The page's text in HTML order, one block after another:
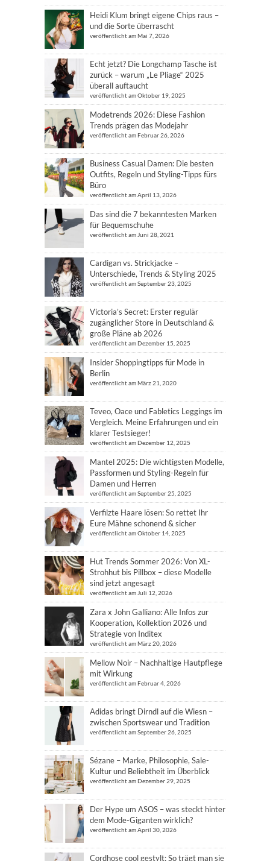
Heidi Klum bringt eigene Chips raus –
und die Sorte überrascht
veröffentlicht am Mai 7, 2026
Echt jetzt? Die Longchamp Tasche ist
zurück – warum „Le Pliage“ 2025
überall auftaucht
veröffentlicht am Oktober 19, 2025
Modetrends 2026: Diese Fashion
Trends prägen das Modejahr
veröffentlicht am Februar 26, 2026
Business Casual Damen: Die besten
Outfits, Regeln und Styling-Tipps fürs
Büro
veröffentlicht am April 13, 2026
Das sind die 7 bekanntesten Marken
für Bequemschuhe
veröffentlicht am Juni 28, 2021
Cardigan vs. Strickjacke –
Unterschiede, Trends & Styling 2025
veröffentlicht am September 23, 2025
Victoria’s Secret: Erster regulär
zugänglicher Store in Deutschland &
große Pläne ab 2026
veröffentlicht am Dezember 15, 2025
Insider Shoppingtipps für Mode in
Berlin
veröffentlicht am März 21, 2020
Teveo, Oace und Fabletics Leggings im
Vergleich. Meine Erfahrungen und ein
klarer Testsieger!
veröffentlicht am Dezember 12, 2025
Mantel 2025: Die wichtigsten Modelle,
Passformen und Styling-Regeln für
Damen und Herren
veröffentlicht am September 25, 2025
Verfilzte Haare lösen: So rettet Ihr
Eure Mähne schonend & sicher
veröffentlicht am Oktober 14, 2025
Hut Trends Sommer 2026: Von XL-
Strohhut bis Pillbox – diese Modelle
sind jetzt angesagt
veröffentlicht am Juli 12, 2026
Zara x John Galliano: Alle Infos zur
Kooperation, Kollektion 2026 und
Strategie von Inditex
veröffentlicht am März 20, 2026
Mellow Noir – Nachhaltige Hautpflege
mit Wirkung
veröffentlicht am Februar 4, 2026
Adidas bringt Dirndl auf die Wiesn –
zwischen Sportswear und Tradition
veröffentlicht am September 26, 2025
Sézane – Marke, Philosophie, Sale-
Kultur und Beliebtheit im Überblick
veröffentlicht am Dezember 29, 2025
Der Hype um ASOS – was steckt hinter
dem Mode-Giganten wirklich?
veröffentlicht am April 30, 2026
Cordhose cool gestylt: So trägt man sie